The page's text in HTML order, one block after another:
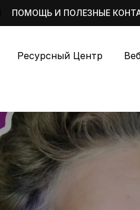
ПОМОЩЬ И ПОЛЕЗНЫЕ
Ресурсный Центр